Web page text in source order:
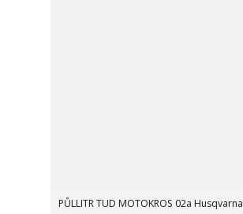
PŮLLITR TUD MOTOKROS 02a Husqvarna